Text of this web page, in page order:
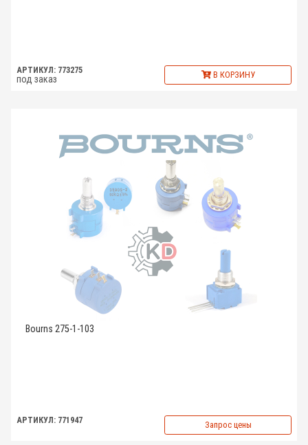
АРТИКУЛ: 773275
под заказ В КОРЗИНУ
Bourns 275-1-103
АРТИКУЛ: 771947 Запрос цены